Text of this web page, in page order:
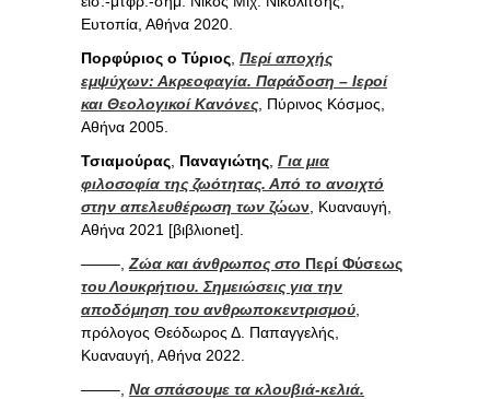
Ευτοπία, Αθήνα 2020.
Πορφύριος ο Τύριος Περί αποχής
εμψύχων: Ακρεοφαγία. Παράδοση – Ιεροί
και Θεολογικοί Κανόνες , Πύρινος Κόσμος,
Αθήνα 2005.
Τσιαμούρας Παναγιώτης Για μια
φιλοσοφία της ζωότητας. Από το ανοιχτό
στην απελευθέρωση των ζώων , Κυαναυγή,
Αθήνα 2021 [βιβλιοnet].
——–, Ζώα και άνθρωπος στο Περί Φύσεως
του Λουκρήτιου. Σημειώσεις για την
αποδόμηση του ανθρωποκεντρισμού
πρόλογος Θεόδωρος Δ. Παπαγγελής,
Κυαναυγή, Αθήνα 2022.
——–, Να σπάσουμε τα κλουβιά-κελιά.